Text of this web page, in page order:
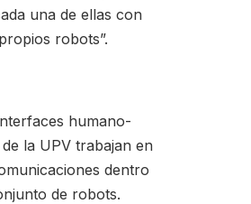
una de ellas con
robots”.
humano-
la UPV trabajan en
dentro
de robots.